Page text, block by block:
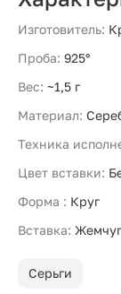
Изготовитель:
Проба: 925°
Вес: ~1,5 г
Материал:
Техника
Цвет вставки:
Форма : Круг
Вставка: Жемчуг
Серьги